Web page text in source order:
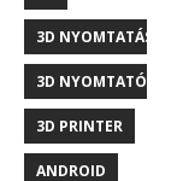
3D NYOMTATÁS
3D NYOMTATÓ
3D PRINTER
ANDROID